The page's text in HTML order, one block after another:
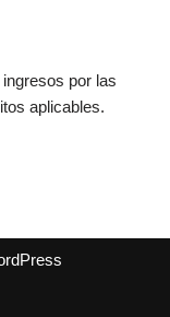
por las
aplicables.